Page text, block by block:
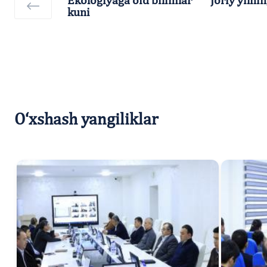
kuni
O‘xshash yangiliklar